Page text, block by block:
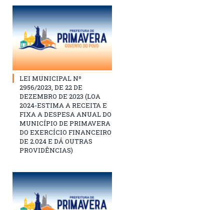
LEI MUNICIPAL Nº
2956/2023, DE 22 DE
DEZEMBRO DE 2023 (LOA
2024-ESTIMA A RECEITA E
FIXA A DESPESA ANUAL DO
MUNICÍPIO DE PRIMAVERA
DO EXERCÍCIO FINANCEIRO
DE 2.024 E DÁ OUTRAS
PROVIDÊNCIAS)